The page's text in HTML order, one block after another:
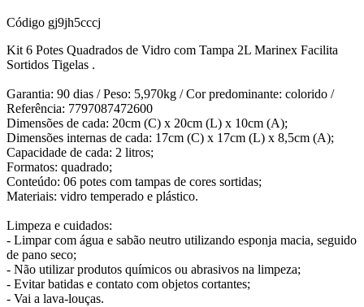
Código gj9jh5cccj
Kit 6 Potes Quadrados de Vidro com Tampa 2L Marinex Facilita
Sortidos Tigelas .
Garantia: 90 dias / Peso: 5,970kg / Cor predominante: colorido /
Referência: 7797087472600
Dimensões de cada: 20cm (C) x 20cm (L) x 10cm (A);
Dimensões internas de cada: 17cm (C) x 17cm (L) x 8,5cm (A);
Capacidade de cada: 2 litros;
Formatos: quadrado;
Conteúdo: 06 potes com tampas de cores sortidas;
Materiais: vidro temperado e plástico.
Limpeza e cuidados:
- Limpar com água e sabão neutro utilizando esponja macia, seguido
de pano seco;
- Não utilizar produtos químicos ou abrasivos na limpeza;
- Evitar batidas e contato com objetos cortantes;
- Vai a lava-louças.